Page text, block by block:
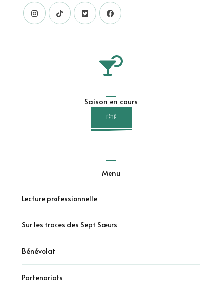
Saison en cours
L'ÉTÉ
Menu
Lecture professionnelle
Sur les traces des Sept Sœurs
Bénévolat
Partenariats